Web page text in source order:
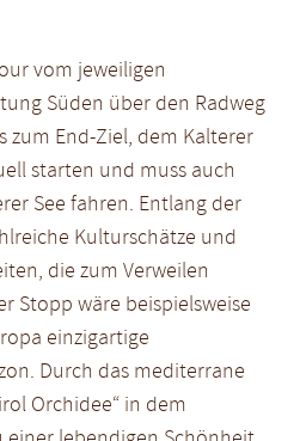
vom jeweiligen
Süden über den Radweg
zum End-Ziel, dem Kalterer
starten und muss auch
See fahren. Entlang der
Kulturschätze und
die zum Verweilen
Stopp wäre beispielsweise
einzigartige
Durch das mediterrane
Orchidee“ in dem